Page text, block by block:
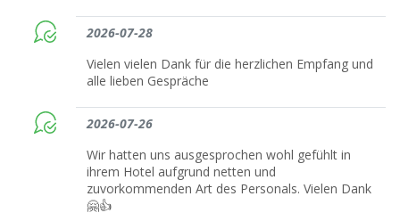
2026-07-28
Vielen vielen Dank für die herzlichen Empfang und
alle lieben Gespräche
2026-07-26
Wir hatten uns ausgesprochen wohl gefühlt in
ihrem Hotel aufgrund netten und
zuvorkommenden Art des Personals. Vielen Dank
🤗👍